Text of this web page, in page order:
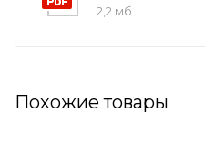
2,2 мб
Похожие товары